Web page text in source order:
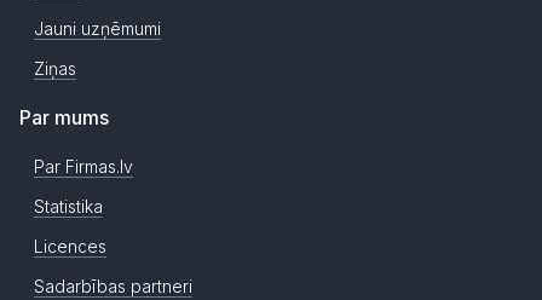
Jauni uzņēmumi
Ziņas
Par mums
Par Firmas.lv
Statistika
Licences
Sadarbības partneri